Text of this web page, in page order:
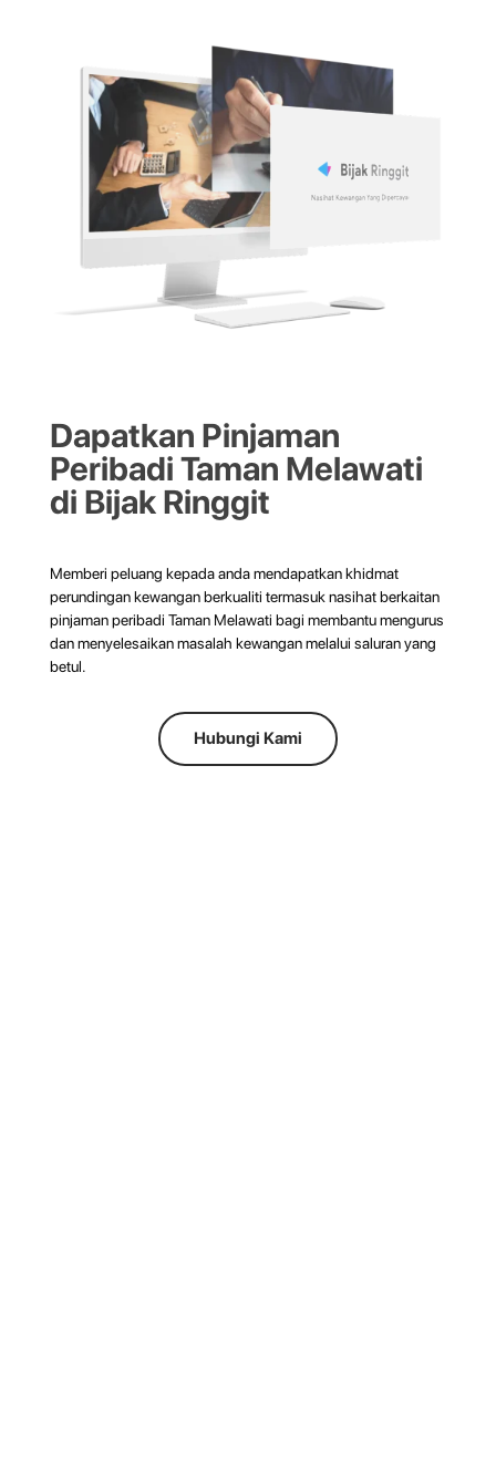
Dapatkan Pinjaman
Peribadi Taman Melawati
di Bijak Ringgit
Memberi peluang kepada anda mendapatkan khidmat
perundingan kewangan berkualiti termasuk nasihat berkaitan
pinjaman peribadi Taman Melawati bagi membantu mengurus
dan menyelesaikan masalah kewangan melalui saluran yang
betul.
Hubungi Kami